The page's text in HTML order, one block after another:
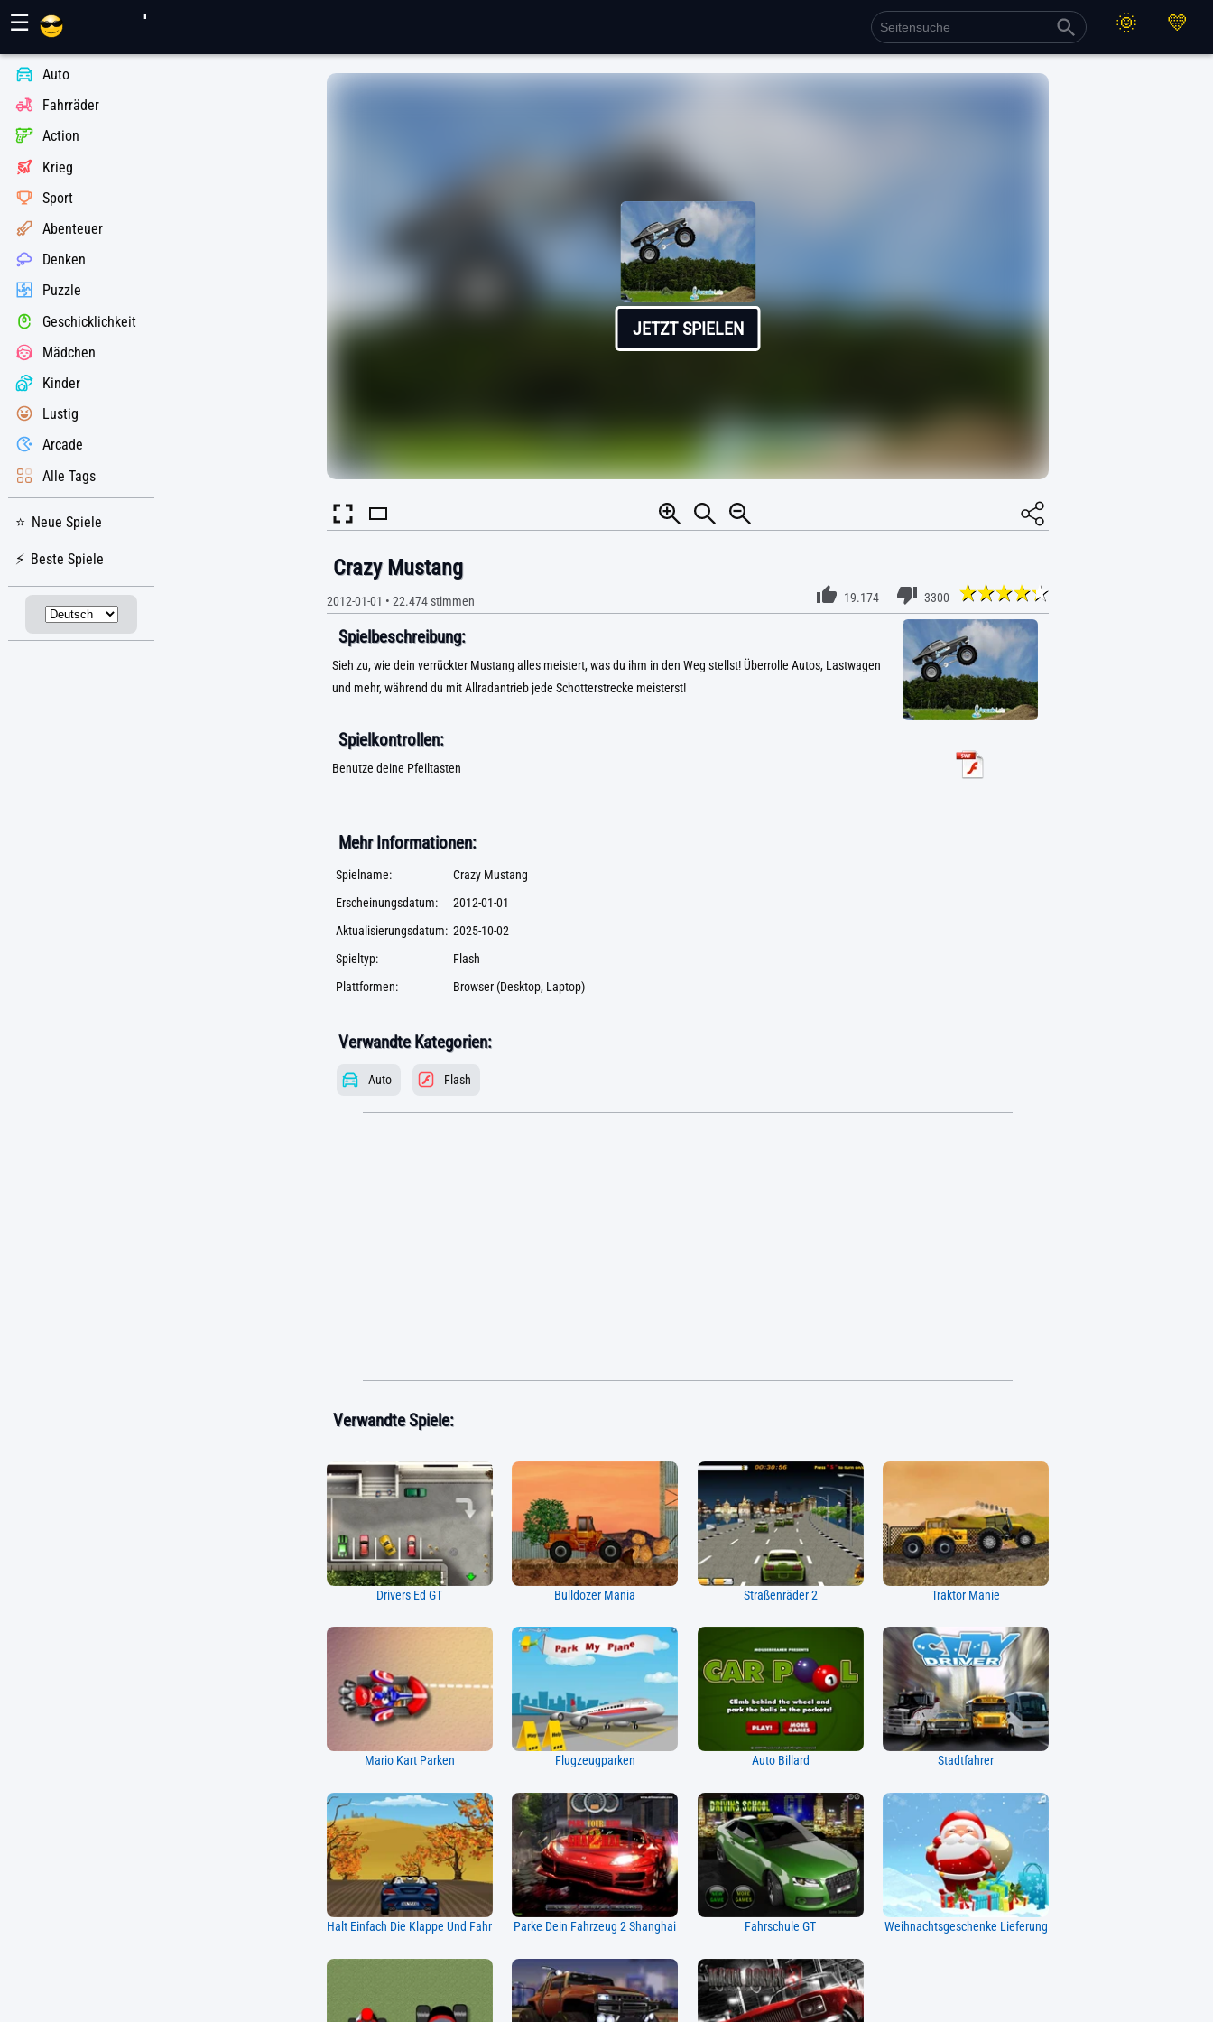
☰
Auto
Fahrräder
Action
Krieg
Sport
Abenteuer
Denken
Puzzle
Geschicklichkeit
Mädchen
Kinder
Lustig
Arcade
Alle Tags
Neue Spiele
Beste Spiele
JETZT SPIELEN
Crazy Mustang
2012-01-01 • 22.474stimmen 19.174 3300
Spielbeschreibung:
Sieh zu, wie dein verrückter Mustang alles meistert, was du ihm in den Weg stellst! Überrolle Autos, Lastwagen
und mehr, während du mit Allradantrieb jede Schotterstrecke meisterst!
Spielkontrollen:
Benutze deine Pfeiltasten
Mehr Informationen:
Spielname:
Crazy Mustang
Erscheinungsdatum:
2012-01-01
Aktualisierungsdatum: 2025-10-02
Spieltyp:
Flash
Plattformen:
Browser (Desktop, Laptop)
Verwandte Kategorien:
Auto Flash
Verwandte Spiele:
Drivers Ed GT Bulldozer Mania Straßenräder 2 Traktor Manie
Mario Kart Parken Flugzeugparken Auto Billard Stadtfahrer
Halt Einfach Die Klappe Und Fahr Parke Dein Fahrzeug 2 Shanghai Fahrschule GT Weihnachtsgeschenke Lieferung